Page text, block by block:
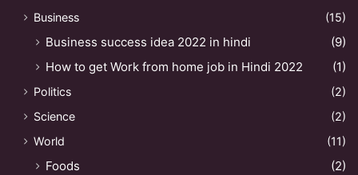
Business (15)
Business success idea 2022 in hindi
(9)
How to get Work from home job in Hindi 2022
(1)
Politics
(2)
Science
(2)
World
(11)
Foods
(2)